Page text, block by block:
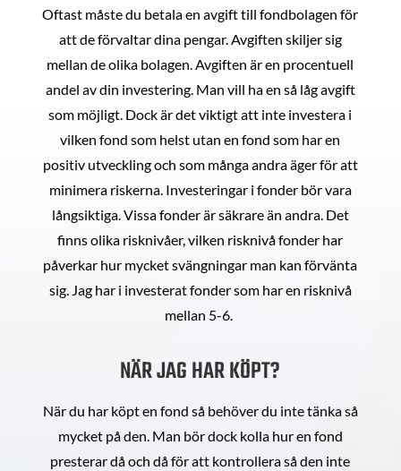
Oftast måste du betala en avgift till fondbolagen för
att de förvaltar dina pengar. Avgiften skiljer sig
mellan de olika bolagen. Avgiften är en procentuell
andel av din investering. Man vill ha en så låg avgift
som möjligt. Dock är det viktigt att inte investera i
vilken fond som helst utan en fond som har en
positiv utveckling och som många andra äger för att
minimera riskerna. Investeringar i fonder bör vara
långsiktiga. Vissa fonder är säkrare än andra. Det
finns olika risknivåer, vilken risknivå fonder har
påverkar hur mycket svängningar man kan förvänta
sig. Jag har i investerat fonder som har en risknivå
mellan 5-6.
NÄR JAG HAR KÖPT?
När du har köpt en fond så behöver du inte tänka så
mycket på den. Man bör dock kolla hur en fond
presterar då och då för att kontrollera så den inte